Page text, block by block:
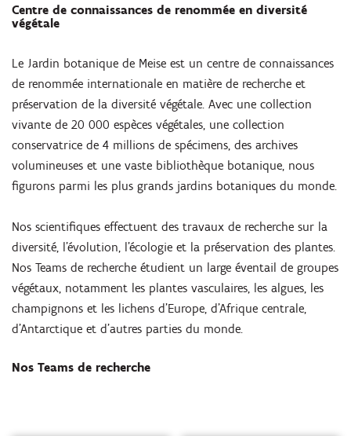
Centre de connaissances de renommée en diversité
végétale
Le Jardin botanique de Meise est un centre de connaissances
de renommée internationale en matière de recherche et
préservation de la diversité végétale. Avec une collection
vivante de 20 000 espèces végétales, une collection
conservatrice de 4 millions de spécimens, des archives
volumineuses et une vaste bibliothèque botanique, nous
figurons parmi les plus grands jardins botaniques du monde.
Nos scientifiques effectuent des travaux de recherche sur la
diversité, l’évolution, l’écologie et la préservation des plantes.
Nos Teams de recherche étudient un large éventail de groupes
végétaux, notamment les plantes vasculaires, les algues, les
champignons et les lichens d’Europe, d’Afrique centrale,
d’Antarctique et d’autres parties du monde.
Nos Teams de recherche